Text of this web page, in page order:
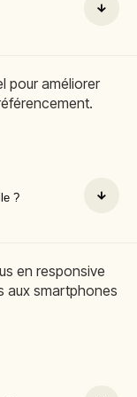
pour améliorer
?
en responsive
aux smartphones